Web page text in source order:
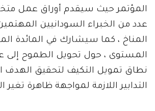
المؤتمر حيث سيقدم أوراق عمل
عدد من الخبراء السودانيين المهتمين
المناخ ، كما سيشارك في المائدة
المستوى ، حول تحويل الطموح
نطاق تمويل التكيف لتحقيق الهدف
التدابير اللازمة لمواجهة ظاهرة تغير